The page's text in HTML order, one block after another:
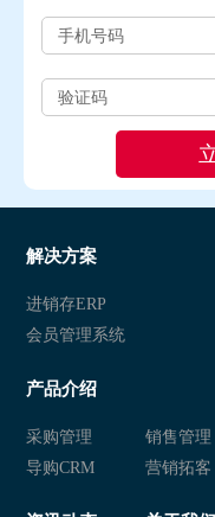
解决方案
进销存ERP
会员管理系统
产品介绍
采购管理 销售管理
导购CRM
营销拓客